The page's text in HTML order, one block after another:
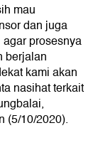
mau
dan juga
prosesnya
berjalan
kami akan
nasihat terkait
(5/10/2020).